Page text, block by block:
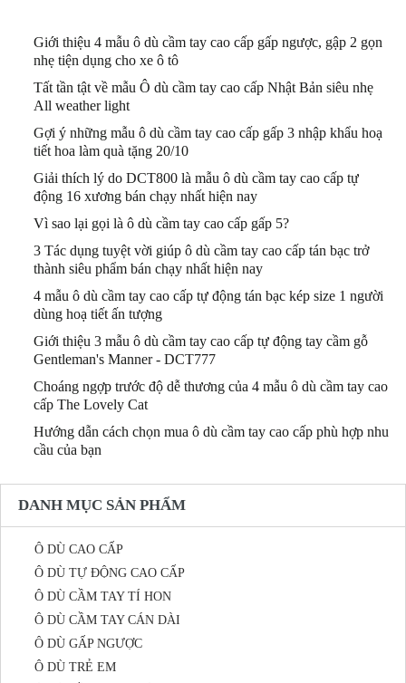
Giới thiệu 4 mẫu ô dù cầm tay cao cấp gấp ngược, gập 2 gọn
nhẹ tiện dụng cho xe ô tô
Tất tần tật về mẫu Ô dù cầm tay cao cấp Nhật Bản siêu nhẹ
All weather light
Gợi ý những mẫu ô dù cầm tay cao cấp gấp 3 nhập khẩu hoạ
tiết hoa làm quà tặng 20/10
Giải thích lý do DCT800 là mẫu ô dù cầm tay cao cấp tự
động 16 xương bán chạy nhất hiện nay
Vì sao lại gọi là ô dù cầm tay cao cấp gấp 5?
3 Tác dụng tuyệt vời giúp ô dù cầm tay cao cấp tán bạc trở
thành siêu phẩm bán chạy nhất hiện nay
4 mẫu ô dù cầm tay cao cấp tự động tán bạc kép size 1 người
dùng hoạ tiết ấn tượng
Giới thiệu 3 mẫu ô dù cầm tay cao cấp tự động tay cầm gỗ
Gentleman's Manner - DCT777
Choáng ngợp trước độ dễ thương của 4 mẫu ô dù cầm tay cao
cấp The Lovely Cat
Hướng dẫn cách chọn mua ô dù cầm tay cao cấp phù hợp nhu
cầu của bạn
DANH MỤC SẢN PHẨM
Ô DÙ CAO CẤP
Ô DÙ TỰ ĐỘNG CAO CẤP
Ô DÙ CẦM TAY TÍ HON
Ô DÙ CẦM TAY CÁN DÀI
Ô DÙ GẤP NGƯỢC
Ô DÙ TRẺ EM